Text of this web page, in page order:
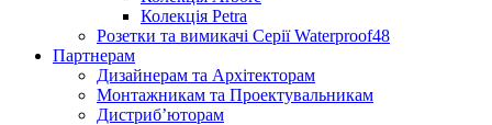
Колекція Petra
Розетки та вимикачі Серії Waterproof48
Партнерам
Дизайнерам та Архітекторам
Монтажникам та Проектувальникам
Дистриб’юторам